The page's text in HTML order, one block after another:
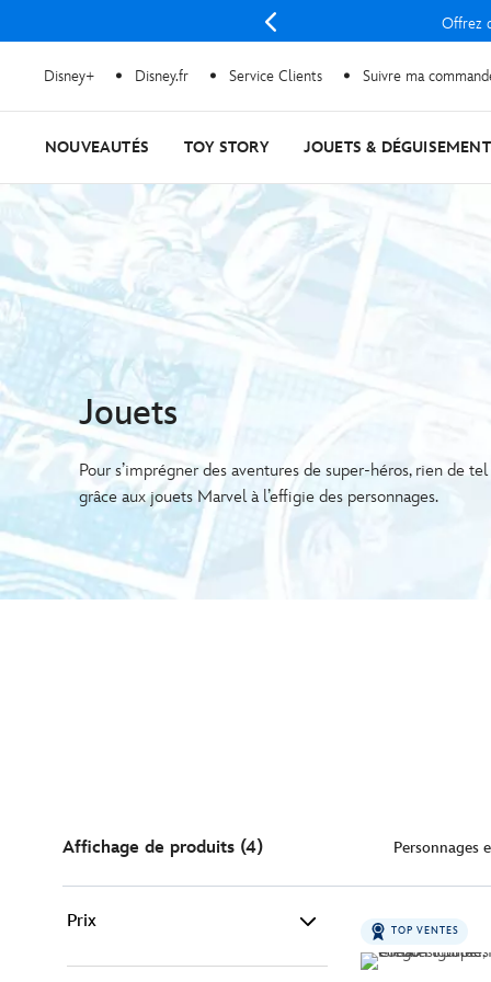
Offrez
Disney+ Disney.fr Service Clients Suivre ma
NOUVEAUTÉS TOY STORY JOUETS &
Jouets
Pour s’imprégner des aventures de super-héros, rien de
grâce aux jouets Marvel à l’effigie des personnages.
Affichage de produits (4) Personnages
Prix TOP VENTES